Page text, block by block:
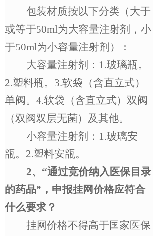
包装材质按以下分类（大于
或等于50ml为大容量注射剂，小
于50ml为小容量注射剂）：
大容量注射剂： 1.玻璃瓶。
2.塑料瓶。 3.软袋（含直立式）
单阀。 4.软袋（含直立式）双阀
（双阀双层无菌）及其他。
小容量注射剂： 1.玻璃安
瓿。 2.塑料安瓿。
2、 “通过竞价纳入医保目录
的药品” ，申报挂网价格应符合
什么要求？
挂网价格不得高于国家医保